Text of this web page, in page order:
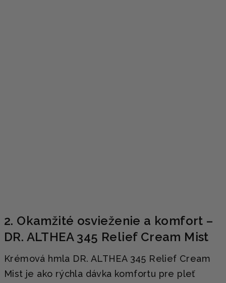
2. Okamžité osvieženie a komfort –
DR. ALTHEA 345 Relief Cream Mist
Krémová hmla DR. ALTHEA 345 Relief Cream
Mist je ako rýchla dávka komfortu pre pleť